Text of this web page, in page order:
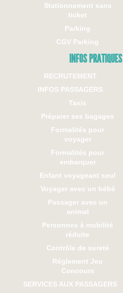
Stationnement sans
ticket
Parking
CGV Parking
INFOS PRATIQUES
RECRUTEMENT
INFOS PASSAGERS
Taxis
Préparer ses bagages
Formalités pour
voyager
Formalités pour
embarquer
Enfant voyageant seul
Voyager avec un bébé
Passager avec un
animal
Personnes à mobilité
réduite
Contrôle de sureté
Réglement Jeu
Concours
SERVICES AUX PASSAGERS